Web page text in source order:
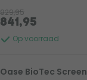
Op voorraad
929,95
841,95
Oase BioTec